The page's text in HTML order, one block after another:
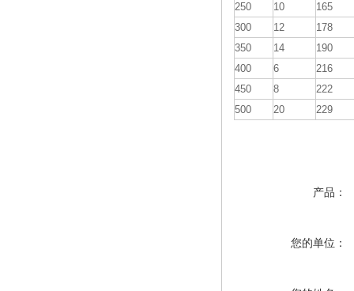
250
10
165
300
12
178
350
14
190
400
6
216
450
8
222
500
20 229
产品：
您的单位：